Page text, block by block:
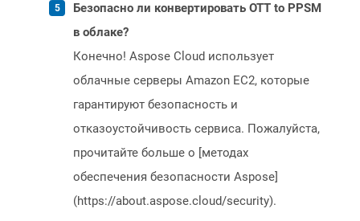
Безопасно ли конвертировать OTT to PPSM
в облаке?
Конечно! Aspose Cloud использует
облачные серверы Amazon EC2, которые
гарантируют безопасность и
отказоустойчивость сервиса. Пожалуйста,
прочитайте больше о [методах
обеспечения безопасности Aspose]
(https://about.aspose.cloud/security).